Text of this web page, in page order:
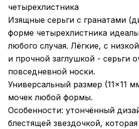
четырехлистника
Изящные серьги с гранатами
форме четырехлистника
любого случая. Лёгкие, с
и прочной заглушкой - серьги
повседневной носки.
Универсальный размер (11×11
мочек любой формы.
Особенности: утончённый
блестящей звездочкой,